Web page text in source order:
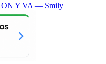
ON Y VA — Smily